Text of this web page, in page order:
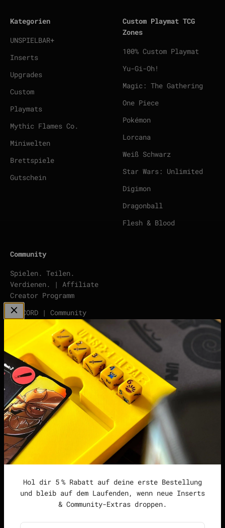
Hol dir 5 % Rabatt auf deine erste Bestellung
und bleib auf dem Laufenden, wenn neue Inserts
& Community-Extras droppen.
Kategorien
UNSPIELBAR+
Inserts
Upgrades
Custom
Playmats
Mythic Flames Co.
Miniwelten
Brettspiele
Gutschein
Custom Playmat TCG
Zones
100% Custom Playmat
Yu-Gi-Oh!
Magic: The Gathering
One Piece
Pokémon
Lorcana
Weiß Schwarz
Star Wars: Unlimited
Digimon
Dragonball
Flesh & Blood
Community
Spielen. Teilen.
Verdienen. | Affiliate
Creator Programm
DISCORD | Community
points | Score Tracker
Podcast
Impressum
Datenschutzerklärung
Widerrufsrecht &
Widerrufsformular
Allgemeine
Geschäftsbedingungen
Deutschland (EUR €) Deutsch